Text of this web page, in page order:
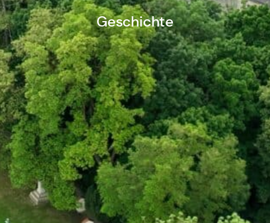
Geschichte